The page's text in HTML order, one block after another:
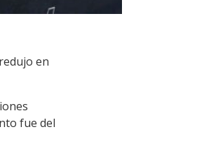
en
fue del